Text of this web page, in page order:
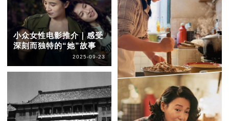
小众女性电影推介｜感受
深刻而独特的“她”故事
2025-09-23